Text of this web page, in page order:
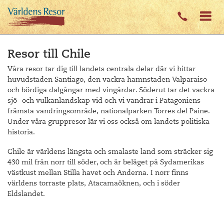
Resor till Chile
Våra resor tar dig till landets centrala delar där vi hittar
huvudstaden Santiago, den vackra hamnstaden Valparaiso
och bördiga dalgångar med vingårdar. Söderut tar det vackra
sjö- och vulkanlandskap vid och vi vandrar i Patagoniens
främsta vandringsområde, nationalparken Torres del Paine.
Under våra gruppresor lär vi oss också om landets politiska
historia.
Chile är världens längsta och smalaste land som sträcker sig
430 mil från norr till söder, och är beläget på Sydamerikas
västkust mellan Stilla havet och Anderna. I norr finns
världens torraste plats, Atacamaöknen, och i söder
Eldslandet.